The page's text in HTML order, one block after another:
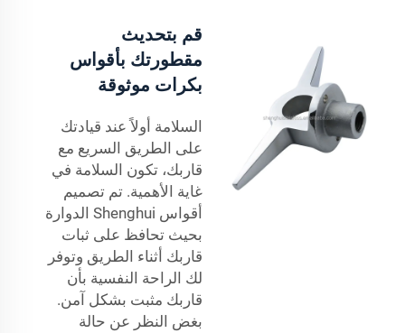
قم بتحديث
مقطورتك بأقواس
بكرات موثوقة
السلامة أولاً عند قيادتك
على الطريق السريع مع
قاربك، تكون السلامة في
غاية الأهمية. تم تصميم
أقواس Shenghui الدوارة
بحيث تحافظ على ثبات
قاربك أثناء الطريق وتوفر
لك الراحة النفسية بأن
قاربك مثبت بشكل آمن.
بغض النظر عن حالة